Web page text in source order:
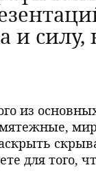
и силу,
из
для того,